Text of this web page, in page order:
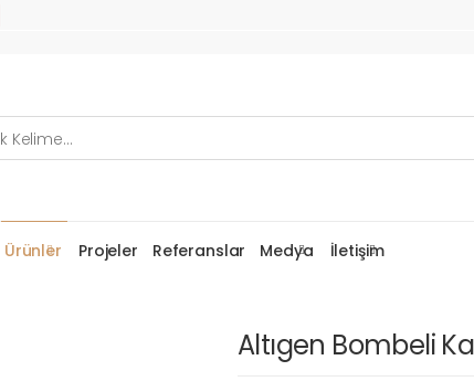
Ürünler Projeler Referanslar Medya İletişim
Altıgen Bombeli